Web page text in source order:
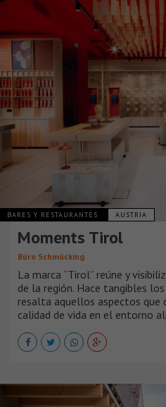
BARES Y RESTAURANTES AUSTRIA
Moments Tirol
Büro Schmücking
La marca “Tirol” reúne y
de la región. Hace tangibles
resalta aquellos aspectos que
calidad de vida en el entorno